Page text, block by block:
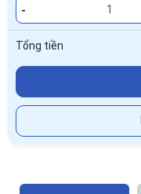
-
Tổng tiền